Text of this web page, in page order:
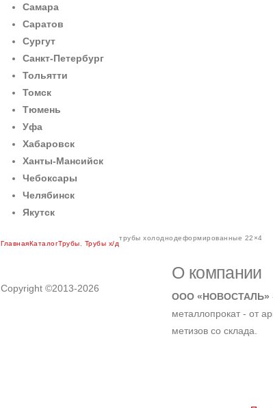
Самара
Саратов
Сургут
Санкт-Петербург
Тольятти
Томск
Тюмень
Уфа
Хабаровск
Ханты-Мансийск
Чебоксары
Челябинск
Якутск
ГлавнаяКаталогТрубы Трубы х/д
трубы холоднодеформированные 22×4
Copyright ©2013-2026
О компании
ООО «НОВОСТАЛЬ»
металлопрокат - от
метизов со склада.